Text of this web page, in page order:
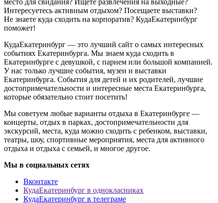
Интересуетесь активным отдыхом? Посещаете выставки?
Не знаете куда сходить на корпоратив? КудаЕкатеринбург
поможет!
КудаЕкатеринбург — это лучший сайт о самых интересных
событиях Екатеринбурга. Мы знаем куда сходить в
Екатеринбурге с девушкой, с парнем или большой компанией.
У нас только лучшие события, музеи и выставки
Екатеринбурга. События для детей и их родителей, лучшие
достопримечательности и интересные места Екатеринбурга,
которые обязательно стоит посетить!
Мы советуем любые варианты отдыха в Екатеринбурге —
концерты, отдых в парках, достопримечательности для
экскурсий, места, куда можно сходить с ребенком, выставки,
театры, шоу, спортивные мероприятия, места для активного
отдыха и отдыха с семьей, и многое другое.
Мы в социальных сетях
Вконтакте
КудаЕкатеринбург в однокласниках
КудаЕкатеринбург в телеграме